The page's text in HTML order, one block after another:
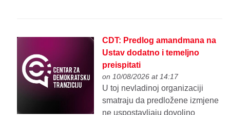
CDT: Predlog amandmana na
Ustav dodatno i temeljno
preispitati
on 10/08/2026 at 14:17
U toj nevladinoj organizaciji
smatraju da predložene izmjene
ne uspostavljaju dovoljno